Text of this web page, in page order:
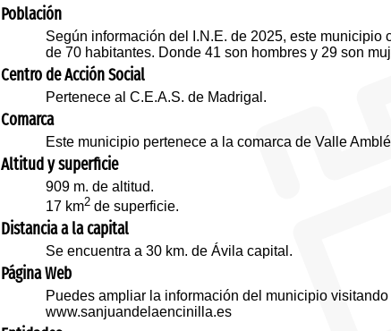
Población
Según información del I.N.E. de 2025, este municipio
de 70 habitantes. Donde 41 son hombres y 29 son
Centro de Acción Social
Pertenece al C.E.A.S. de Madrigal.
Comarca
Este municipio pertenece a la comarca de Valle
Altitud y superficie
909 m. de altitud.
17 km2 de superficie.
Distancia a la capital
Se encuentra a 30 km. de Ávila capital.
Página Web
Puedes ampliar la información del municipio
www.sanjuandelaencinilla.es